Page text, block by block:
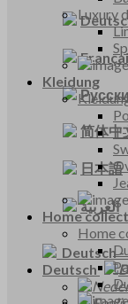
简体中
日本語
العربية
Deutsch-
Deutsch
Luxury
Kleidung
Home
Home